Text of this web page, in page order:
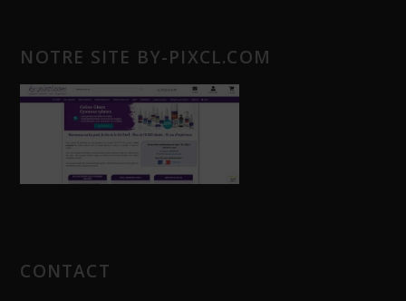
NOTRE SITE BY-PIXCL.COM
CONTACT